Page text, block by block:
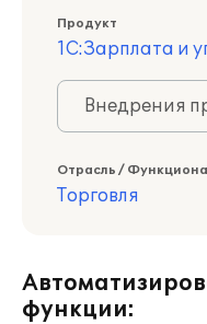
Продукт
1С:Зарплата и
Внедрения
Отрасль /
Торговля
функции: